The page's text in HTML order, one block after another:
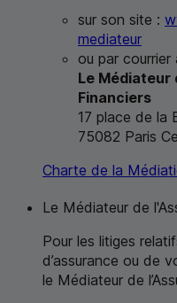
sur son site :
mediateur
ou par courrier
Le Médiateur
Financiers
17 place de la
75082 Paris
Charte de la
Le Médiateur de
Pour les litiges
d’assurance ou de
le Médiateur de